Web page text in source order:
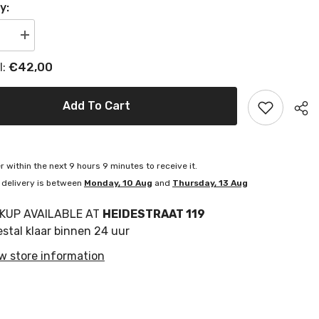
Increase
quantity
for
Bakeliet
Belsymbool
€42,00
Add To Cart
within the next 9 hours 9 minutes to receive it.
is between Monday, 10 Aug and Thursday, 13 Aug
AVAILABLE AT HEIDESTRAAT 119
klaar binnen 24 uur
store information